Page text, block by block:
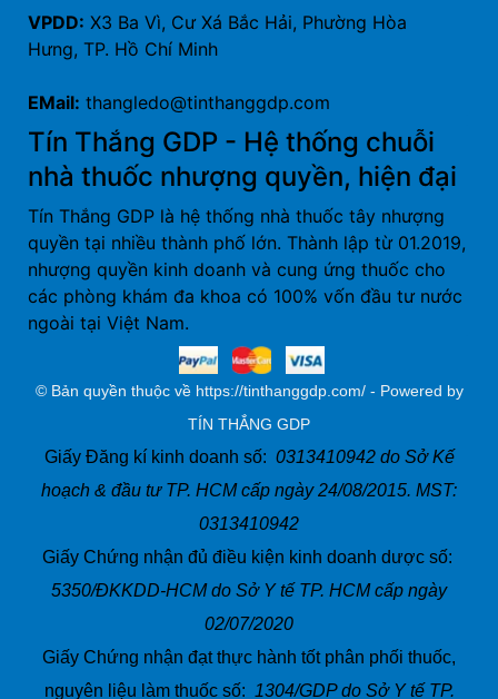
VPDD: X3 Ba Vì, Cư Xá Bắc Hải, Phường Hòa
Hưng, TP. Hồ Chí Minh
EMail: thangledo@tinthanggdp.com
Tín Thắng GDP - Hệ thống chuỗi
nhà thuốc nhượng quyền, hiện đại
Tín Thắng GDP là hệ thống nhà thuốc tây nhượng
quyền tại nhiều thành phố lớn. Thành lập từ 01.2019,
nhượng quyền kinh doanh và cung ứng thuốc cho
các phòng khám đa khoa có 100% vốn đầu tư nước
ngoài tại Việt Nam.
© Bản quyền thuộc về https://tinthanggdp.com/ - Powered by
TÍN THẮNG GDP
Giấy Đăng kí kinh doanh số: 0313410942 do Sở Kế
hoạch & đầu tư TP. HCM cấp ngày 24/08/2015. MST:
0313410942
Giấy Chứng nhận đủ điều kiện kinh doanh dược số:
5350/ĐKKDD-HCM do Sở Y tế TP. HCM cấp ngày
02/07/2020
Giấy Chứng nhận đạt thực hành tốt phân phối thuốc,
nguyên liệu làm thuốc số: 1304/GDP do Sở Y tế TP.